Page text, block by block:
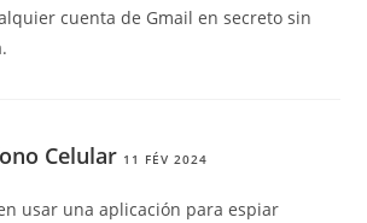
cuenta de Gmail en secreto sin
Celular 11 FÉV 2024
usar una aplicación para espiar